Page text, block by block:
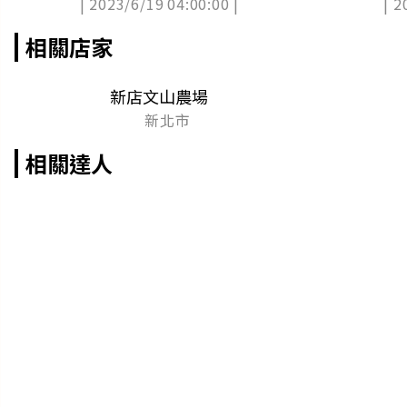
相關店家
新店文山農場
新北市
相關達人